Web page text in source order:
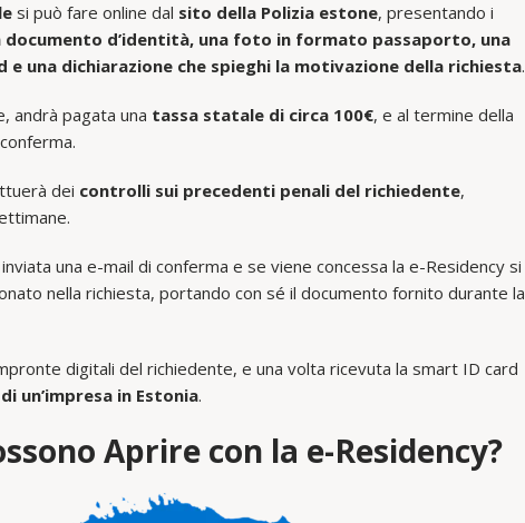
si può fare online dal sito della Polizia estone, presentando i
documento d’identità, una foto in formato passaporto, una
una dichiarazione che spieghi la motivazione della richiesta.
andrà pagata una tassa statale di circa 100€, e al termine della
dei controlli sui precedenti penali del richiedente,
una e-mail di conferma e se viene concessa la e-Residency si
nella richiesta, portando con sé il documento fornito durante la
digitali del richiedente, e una volta ricevuta la smart ID card
un’impresa in Estonia.
Aprire con la e-Residency?